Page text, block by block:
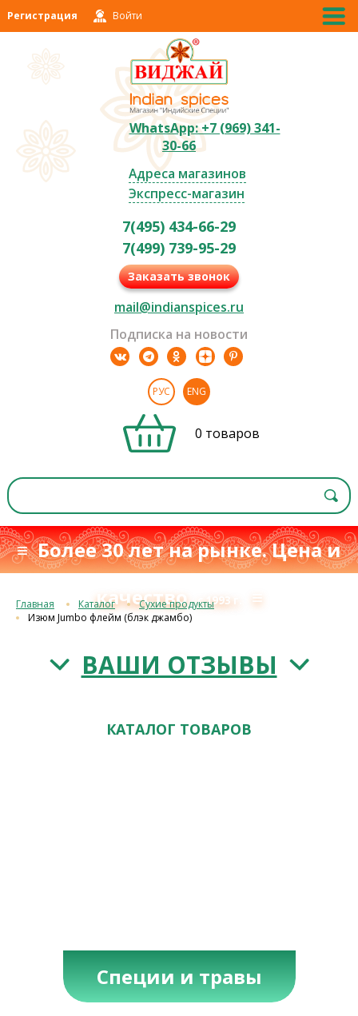
Регистрация Войти
WhatsApp: +7 (969) 341-
30-66
Адреса магазинов
Экспресс-магазин
7(495) 434-66-29
7(499) 739-95-29
Заказать звонок
mail@indianspices.ru
Подписка на новости
РУС ENG
0 товаров
≡ Более 30 лет на рынке. Цена и
качествос 1993 г. ≡
Главная Каталог
Сухие продукты
Изюм Jumbo флейм (блэк джамбо)
ВАШИ ОТЗЫВЫ
КАТАЛОГ ТОВАРОВ
Специи и травы